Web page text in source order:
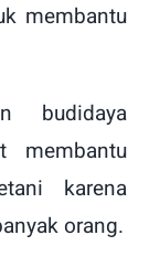
membantu
budidaya
membantu
karena
orang.